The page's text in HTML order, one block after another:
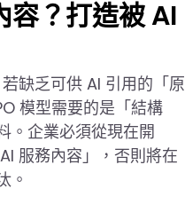
容？打造被 AI
缺乏可供 AI 引用的「原
模型需要的是「結構
。企業必須從現在開
服務內容」，否則將在
。